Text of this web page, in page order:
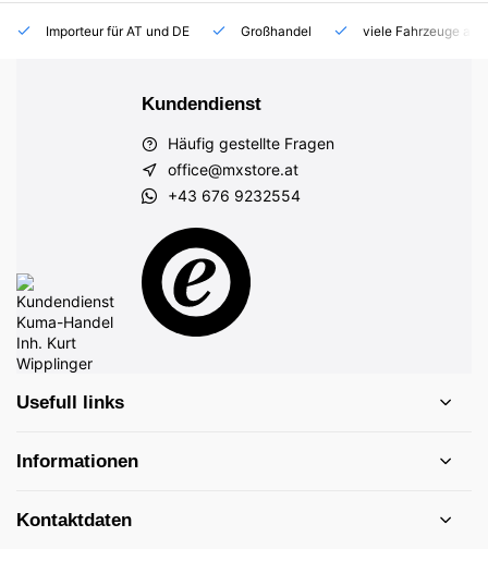
Importeur für AT und DE Großhandel viele Fahrzeuge auf
Kundendienst
Häufig gestellte Fragen
office@mxstore.at
+43 676 9232554
Usefull links
Informationen
Kontaktdaten